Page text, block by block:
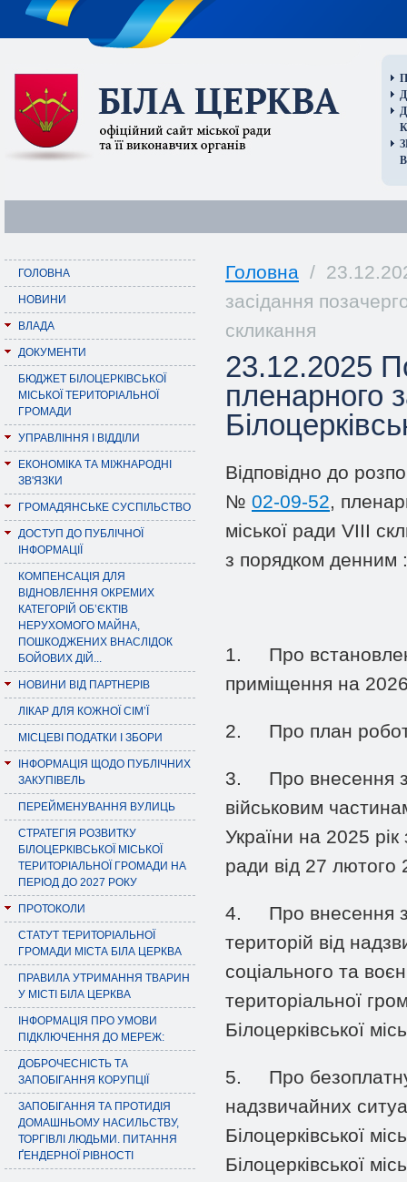
ГОЛОВНА
НОВИНИ
ВЛАДА
ДОКУМЕНТИ
БЮДЖЕТ БІЛОЦЕРКІВСЬКОЇ
МІСЬКОЇ ТЕРИТОРІАЛЬНОЇ
ГРОМАДИ
УПРАВЛІННЯ І ВІДДІЛИ
ЕКОНОМІКА ТА МІЖНАРОДНІ
ЗВ'ЯЗКИ
ГРОМАДЯНСЬКЕ СУСПІЛЬСТВО
ДОСТУП ДО ПУБЛІЧНОЇ
ІНФОРМАЦІЇ
КОМПЕНСАЦІЯ ДЛЯ
ВІДНОВЛЕННЯ ОКРЕМИХ
КАТЕГОРІЙ ОБ’ЄКТІВ
НЕРУХОМОГО МАЙНА,
ПОШКОДЖЕНИХ ВНАСЛІДОК
БОЙОВИХ ДІЙ...
НОВИНИ ВІД ПАРТНЕРІВ
ЛІКАР ДЛЯ КОЖНОЇ СІМ’Ї
МІСЦЕВІ ПОДАТКИ І ЗБОРИ
ІНФОРМАЦІЯ ЩОДО ПУБЛІЧНИХ
ЗАКУПІВЕЛЬ
ПЕРЕЙМЕНУВАННЯ ВУЛИЦЬ
СТРАТЕГІЯ РОЗВИТКУ
БІЛОЦЕРКІВСЬКОЇ МІСЬКОЇ
ТЕРИТОРІАЛЬНОЇ ГРОМАДИ НА
ПЕРІОД ДО 2027 РОКУ
ПРОТОКОЛИ
СТАТУТ ТЕРИТОРІАЛЬНОЇ
ГРОМАДИ МІСТА БІЛА ЦЕРКВА
ПРАВИЛА УТРИМАННЯ ТВАРИН
У МІСТІ БІЛА ЦЕРКВА
ІНФОРМАЦІЯ ПРО УМОВИ
ПІДКЛЮЧЕННЯ ДО МЕРЕЖ:
ДОБРОЧЕСНІСТЬ ТА
ЗАПОБІГАННЯ КОРУПЦІЇ
ЗАПОБІГАННЯ ТА ПРОТИДІЯ
ДОМАШНЬОМУ НАСИЛЬСТВУ,
ТОРГІВЛІ ЛЮДЬМИ. ПИТАННЯ
ҐЕНДЕРНОЇ РІВНОСТІ
Головна /
засідання
скликання
23.12.2025
пленарного
Відповідно до
№ 02-09-52,
міської ради VIII
з порядком денним
1. Про
приміщення на 2026
2. Про план
3. Про внесення
військовим
України на 2025 рік
ради від 27
4. Про внесення
територій від
соціального та
територіальної
Білоцерківської
5. Про
надзвичайних
Білоцерківської
Білоцерківської